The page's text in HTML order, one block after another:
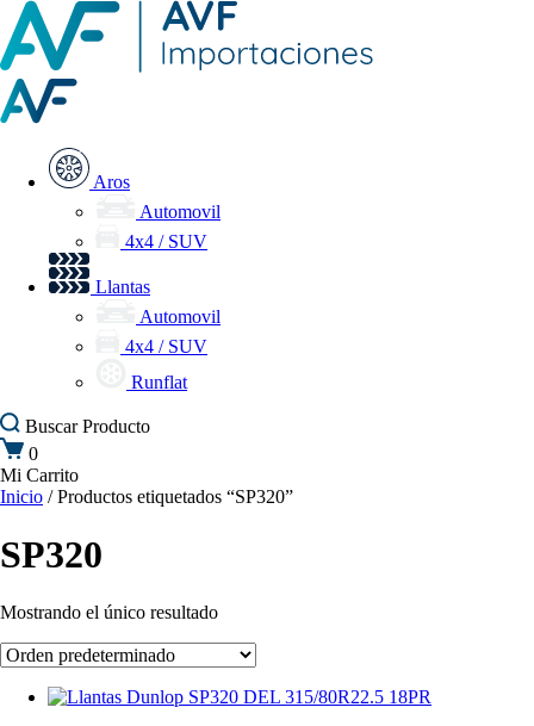
Aros
Automovil
4x4 / SUV
Llantas
Automovil
4x4 / SUV
Runflat
BuscarProducto
0
Mi Carrito
Inicio / Productos etiquetados “SP320”
SP320
Mostrando el único resultado